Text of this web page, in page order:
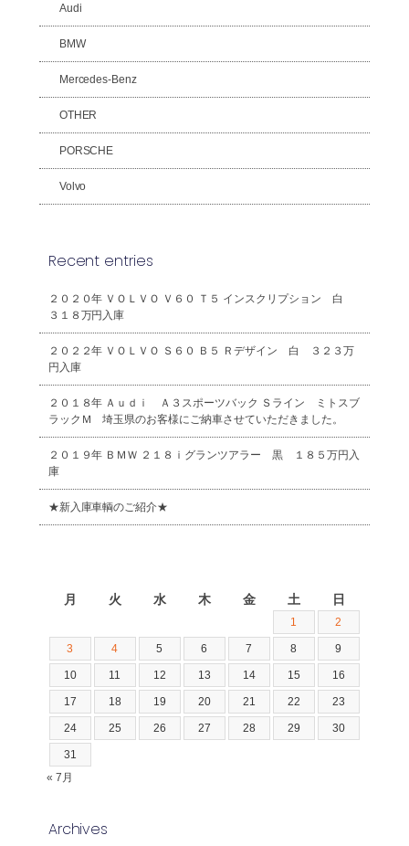
Audi
BMW
Mercedes-Benz
OTHER
PORSCHE
Volvo
Recent entries
２０２０年 ＶＯＬＶＯ Ｖ６０ Ｔ５ インスクリプション 白
３１８万円入庫
２０２２年 ＶＯＬＶＯ Ｓ６０ Ｂ５ Ｒデザイン 白 ３２３万
円入庫
２０１８年 Ａｕｄｉ Ａ３スポーツバック Ｓライン ミトスブ
ラックＭ 埼玉県のお客様にご納車させていただきました。
２０１９年 ＢＭＷ ２１８ｉグランツアラー 黒 １８５万円入
庫
★新入庫車輌のご紹介★
月 火 水 木 金 土 日
1 2
3 4 5 6 7 8 9
10 11 12 13 14 15 16
17 18 19 20 21 22 23
24 25 26 27 28 29 30
31
« 7月
Archives